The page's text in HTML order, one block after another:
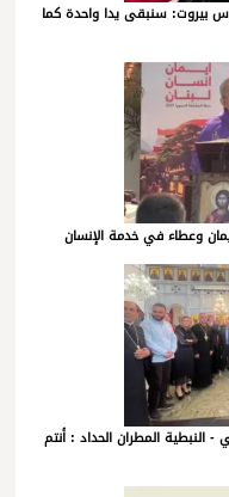
بيروت: سنبقى يدا واحدة كما
وعطاء في خدمة الإنسان
النبطية المطران الحداد : أنتم